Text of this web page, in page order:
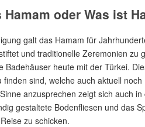
oder Was ist
galt das Hamam für
und traditionelle Zeremonien zu
Badehäuser heute mit der Türkei.
sind, welche auch aktuell
anzusprechen zeigt sich auch
gestaltete Bodenfliesen und das
zu schicken.